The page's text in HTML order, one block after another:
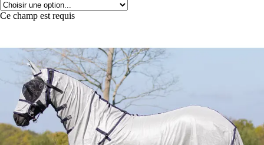
Ce champ est requis